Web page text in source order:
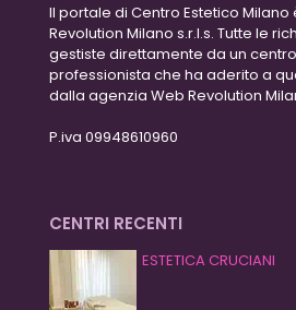
Il portale di Centro Estetico
Revolution Milano s.r.l.s. Tutte le
gestiste direttamente da un
professionista che ha aderito a
dalla agenzia Web Revolution
P.iva 09948610960
CENTRI RECENTI
ESTETICA CRUCIANI